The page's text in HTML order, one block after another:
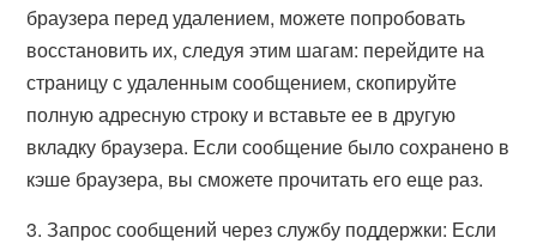
браузера перед удалением, можете попробовать
восстановить их, следуя этим шагам: перейдите на
страницу с удаленным сообщением, скопируйте
полную адресную строку и вставьте ее в другую
вкладку браузера. Если сообщение было сохранено в
кэше браузера, вы сможете прочитать его еще раз.
3. Запрос сообщений через службу поддержки: Если